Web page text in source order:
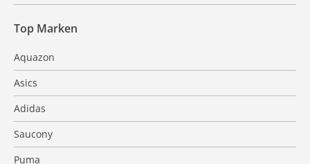
Top Marken
Aquazon
Asics
Adidas
Saucony
Puma